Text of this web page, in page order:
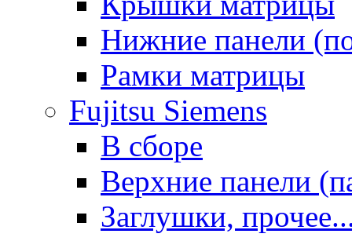
Нижние панели
Рамки матрицы
Fujitsu Siemens
В сборе
Верхние панели
Заглушки,